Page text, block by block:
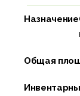
Назначение
Общая